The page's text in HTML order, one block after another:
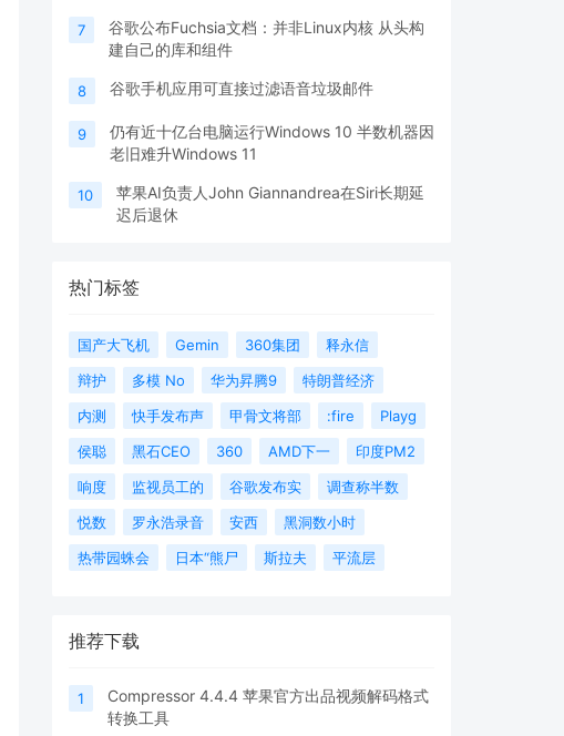
7
谷歌公布Fuchsia文档：并非Linux内核 从头构
建自己的库和组件
8 谷歌手机应用可直接过滤语音垃圾邮件
9
仍有近十亿台电脑运行Windows 10 半数机器因
老旧难升Windows 11
10
苹果AI负责人John Giannandrea在Siri长期延
迟后退休
热门标签
国产大飞机 Gemin 360集团
释永信
辩护
多模 No 华为昇腾9
特朗普经济
内测
快手发布声 甲骨文将部 :fire
Playg
侯聪
黑石CEO 360 AMD下一
印度PM2
响度
监视员工的 谷歌发布实
调查称半数
悦数
罗永浩录音 安西
黑洞数小时
热带园蛛会
日本“熊尸 斯拉夫 平流层
推荐下载
1
Compressor 4.4.4 苹果官方出品视频解码格式
转换工具